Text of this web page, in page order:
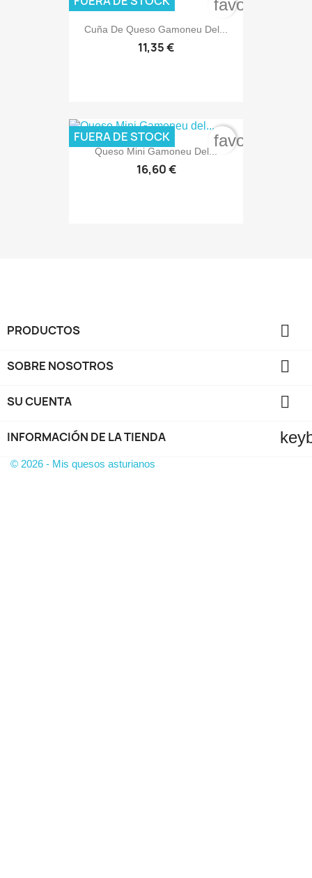
Cuña De Queso Gamoneu Del...
11,35 €
Queso Mini Gamoneu Del...
16,60 €
FUERA DE STOCK
PRODUCTOS 
SOBRE NOSOTROS 
SU CUENTA 
INFORMACIÓN DE LA TIENDA
© 2026 - Mis quesos asturianos